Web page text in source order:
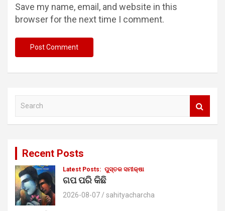
Save my name, email, and website in this
browser for the next time I comment.
a
h
Recent Posts
Latest Posts: ପୁସ୍ତକ ସମୀକ୍ଷା
ଗପ ପରି କିଛି
2026-08-07 sahityacharcha